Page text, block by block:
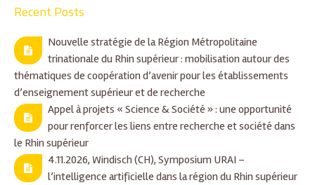
Recent Posts
Nouvelle stratégie de la Région Métropolitaine
trinationale du Rhin supérieur : mobilisation autour des
thématiques de coopération d’avenir pour les établissements
d’enseignement supérieur et de recherche
Appel à projets « Science & Société » : une opportunité
pour renforcer les liens entre recherche et société dans
le Rhin supérieur
4.11.2026, Windisch (CH), Symposium URAI –
l’intelligence artificielle dans la région du Rhin supérieur